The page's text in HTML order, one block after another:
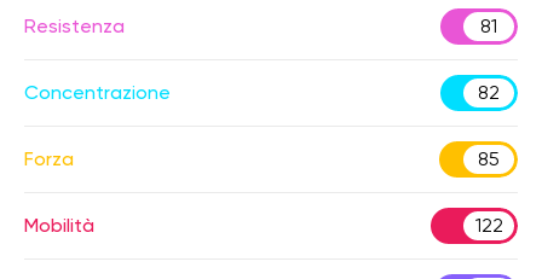
Resistenza 81
Concentrazione 82
Forza 85
Mobilità 122